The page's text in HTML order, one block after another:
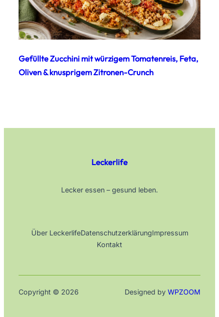
Gefüllte Zucchini mit würzigem Tomatenreis, Feta,
Oliven & knusprigem Zitronen-Crunch
Leckerlife
Lecker essen – gesund leben.
Über LeckerlifeDatenschutzerklärungImpressum
Kontakt
Copyright © 2026 Designed by WPZOOM